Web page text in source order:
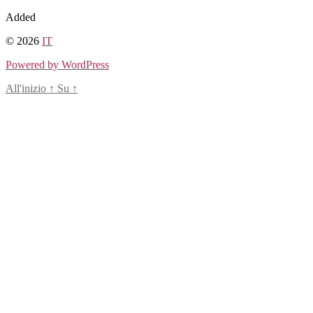
Salta
contenuto
Added
© 2026 IT
Powered by WordPress
All'inizio ↑ Su ↑